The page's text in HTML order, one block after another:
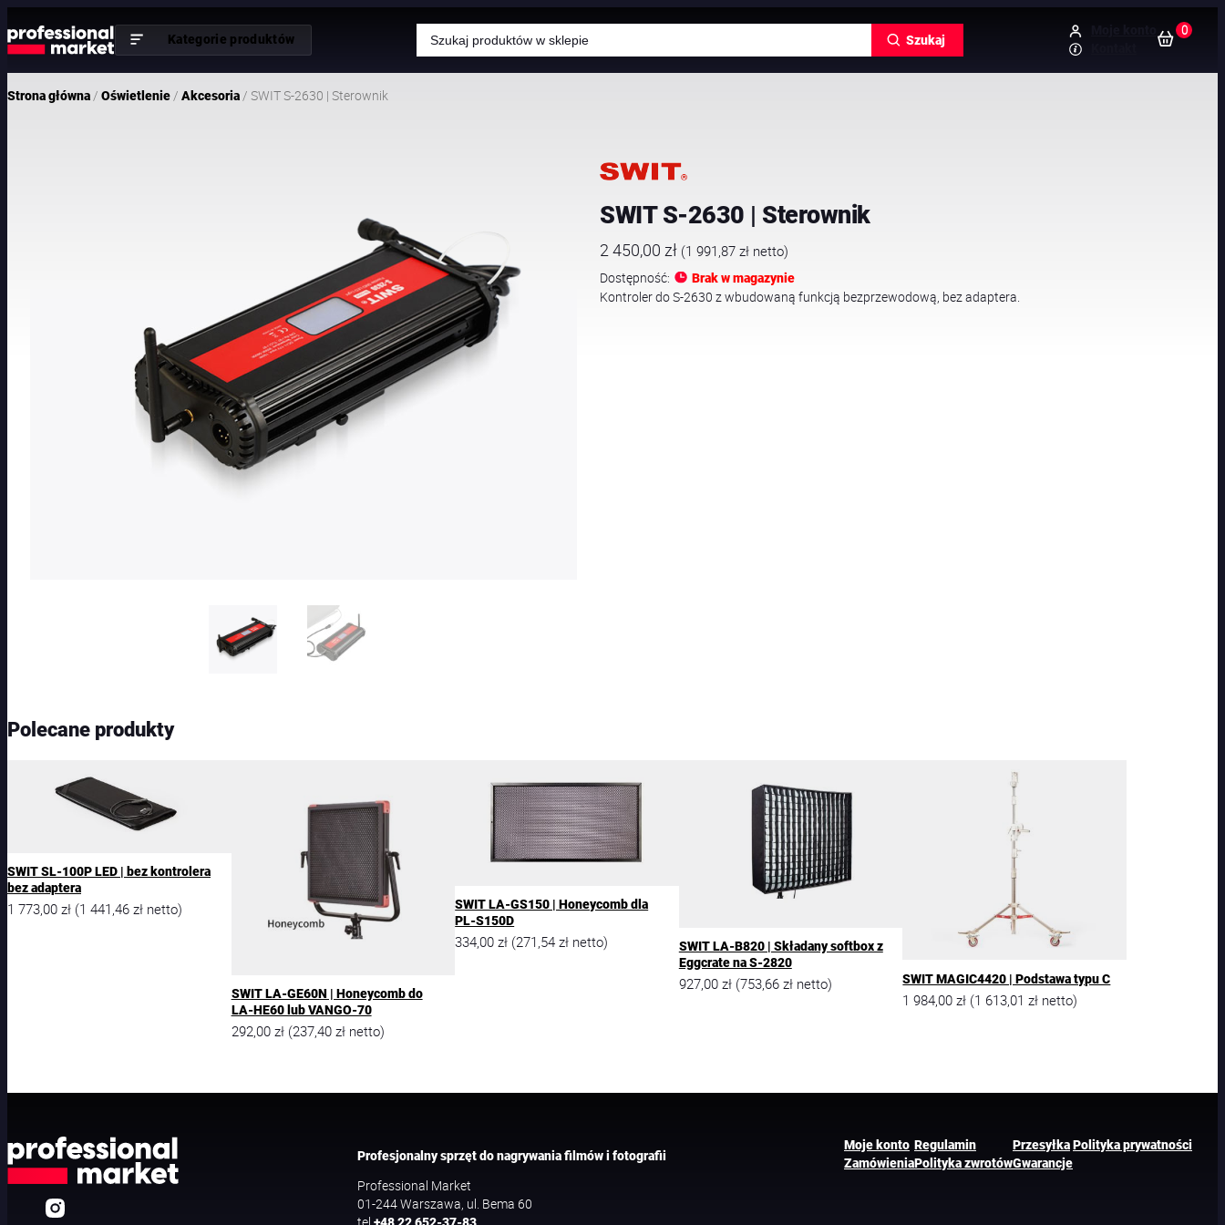
Kategorie produktów
Wyszukiwarka
produktów Szukaj
0
Strona główna/ Oświetlenie/ Akcesoria/ SWIT S-2630 | Sterownik
SWIT S-2630 | Sterownik
2 450,00 zł (1 991,87 zł netto)
Dostępność:
Brak w magazynie
Kontroler do S-2630 z wbudowaną funkcją bezprzewodową, bez adaptera.
Polecane produkty
SWIT SL-100P LED | bez kontrolera
bez adaptera
1 773,00 zł (1 441,46 zł netto)
SWIT LA-GE60N | Honeycomb do
LA-HE60 lub VANGO-70
292,00 zł (237,40 złnetto)
SWIT LA-GS150 | Honeycomb dla
PL-S150D
334,00zł (271,54zł netto)
SWIT LA-B820 | Składany softbox z
Eggcrate na S-2820
927,00 zł (753,66 złnetto) SWIT MAGIC4420 | Podstawa typu C
1 984,00zł (1 613,01zł netto)
Profesjonalny sprzęt do nagrywania filmów i fotografii
Professional Market
01-244 Warszawa, ul. Bema 60
Moje konto
Zamówienia
Regulamin
Polityka zwrotów
Przesyłka
Gwarancje
Polityka prywatności